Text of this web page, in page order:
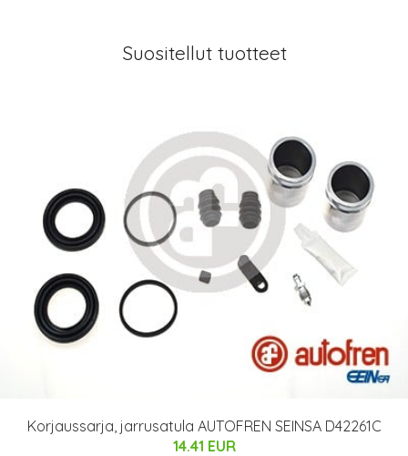
Suositellut tuotteet
Korjaussarja, jarrusatula AUTOFREN SEINSA D42261C
14.41 EUR